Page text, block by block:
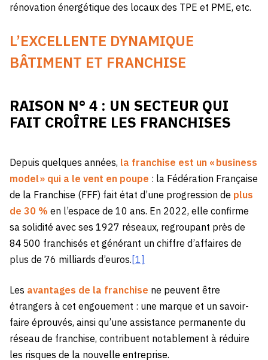
rénovation énergétique des locaux des TPE et PME, etc.
L’EXCELLENTE DYNAMIQUE
BÂTIMENT ET FRANCHISE
RAISON N° 4 : UN SECTEUR QUI
FAIT CROÎTRE LES FRANCHISES
Depuis quelques années, la franchise est un « business
model » qui a le vent en poupe : la Fédération Française
de la Franchise (FFF) fait état d’une progression de plus
de 30 % en l’espace de 10 ans. En 2022, elle confirme
sa solidité avec ses 1927 réseaux, regroupant près de
84 500 franchisés et générant un chiffre d’affaires de
plus de 76 milliards d’euros. [1]
Les avantages de la franchise ne peuvent être
étrangers à cet engouement : une marque et un savoir-
faire éprouvés, ainsi qu’une assistance permanente du
réseau de franchise, contribuent notablement à réduire
les risques de la nouvelle entreprise.